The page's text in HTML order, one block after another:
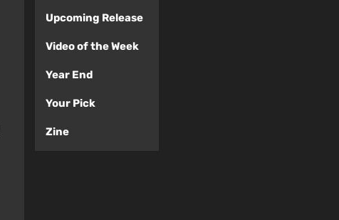
Upcoming Release
Video of the Week
Year End
Your Pick
Zine